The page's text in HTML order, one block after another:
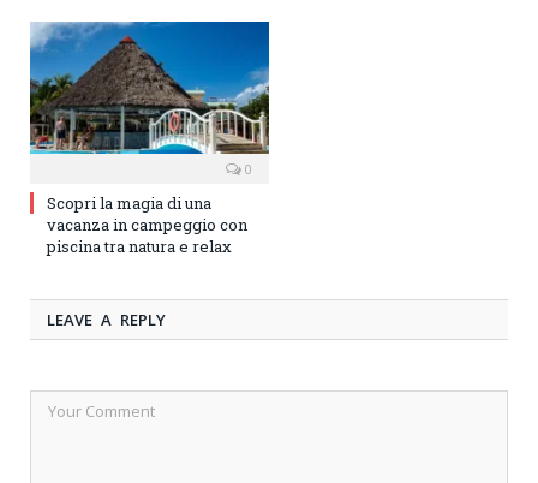
0
Scopri la magia di una
vacanza in campeggio con
piscina tra natura e relax
LEAVE A REPLY